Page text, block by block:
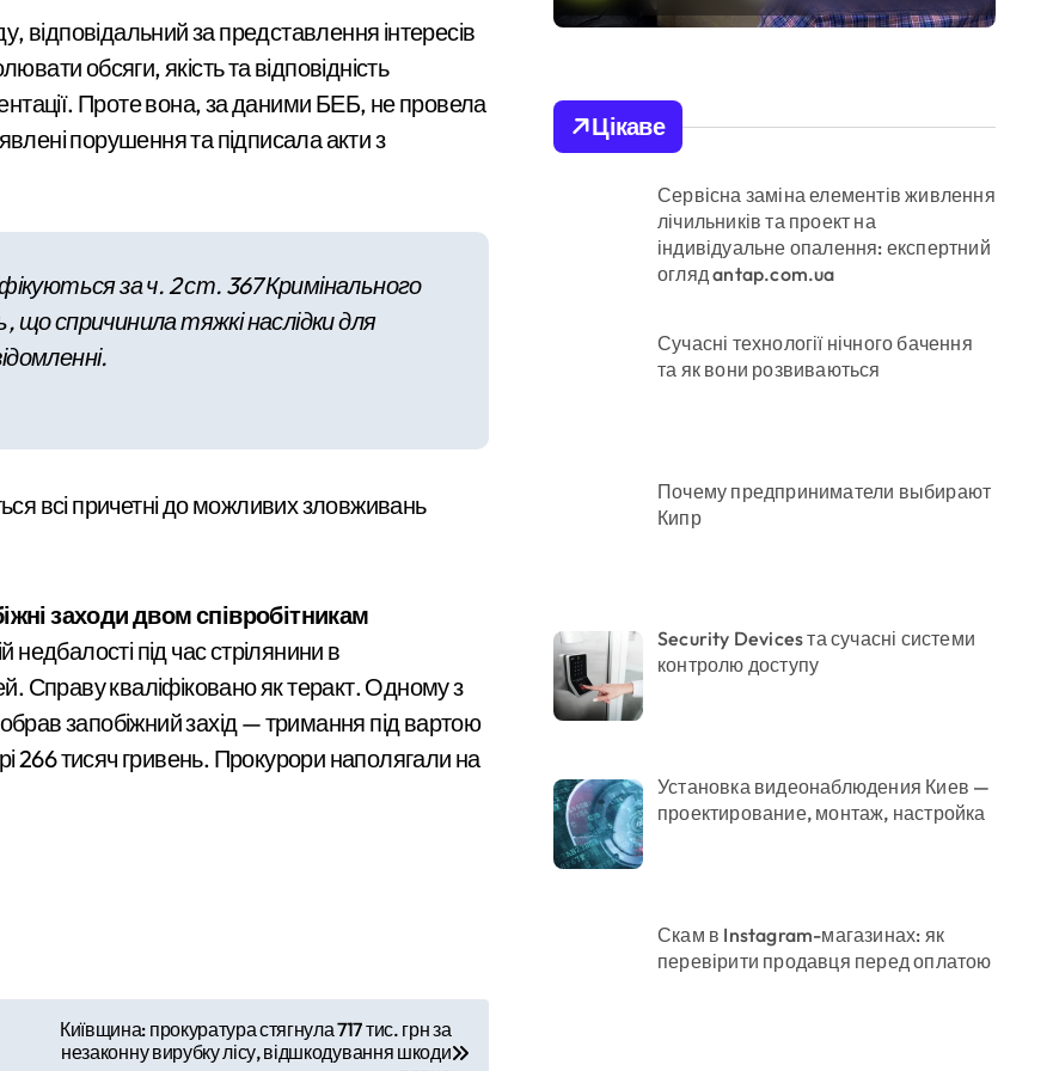
вартістю 10 млн грн, що була захоплена для самочинної забудови під оренду
500 новонароджених: найактивніші медзаклади
схеми підробки інвалідності за $28 тис. і статусу «обмежено придатного» за $15 тис.
Київщини для захисту бізнесу та фінансів
ворожих атак у Бучанському районі в екстремальних умовах
з Києва: від 9 до 14 тис. доларів на кону
велика пожежа: густий дим охопив численні райони міста
підозрюють у зловживанні资金, завдані збитки громаді становлять понад 245 тисяч гривень
постріли біля багатоповерхівок
витрати на контрактне навчання: кому доступна допомога та як її отримати
гривень перетворилися на цифри на папері
$6 000 у справі про «звільнення» від мобілізації
відповідальний за представлення інтересів
обсяги, якість та відповідність
Проте вона, за даними БЕБ, не провела
порушення та підписала акти з
за ч. 2 ст. 367 Кримінального
що спричинила тяжкі наслідки для
всі причетні до можливих зловживань
заходи двом співробітникам
недбалості під час стрілянини в
Справу кваліфіковано як теракт. Одному з
запобіжний захід — тримання під вартою
266 тисяч гривень. Прокурори наполягали на
Київщина: прокуратура стягнула 717 тис. грн за
незаконну вирубку лісу, відшкодування шкоди
000 у справі про
«звільнення» від
мобілізації
лікарській
втрати вагітності
після операції
Цікаве
Сервісна заміна елементів живлення
лічильників та проект на
індивідуальне опалення: експертний
огляд antap.com.ua
Сучасні технології нічного бачення
та як вони розвиваються
Почему предприниматели выбирают
Кипр
Security Devices та сучасні системи
контролю доступу
Установка видеонаблюдения Киев —
проектирование, монтаж, настройка
Скам в Instagram-магазинах: як
перевірити продавця перед оплатою